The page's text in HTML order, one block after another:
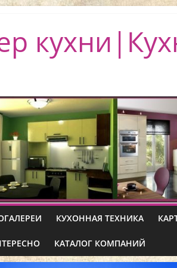
КУХОННАЯ ТЕХНИКА
КАТАЛОГ КОМПАНИЙ